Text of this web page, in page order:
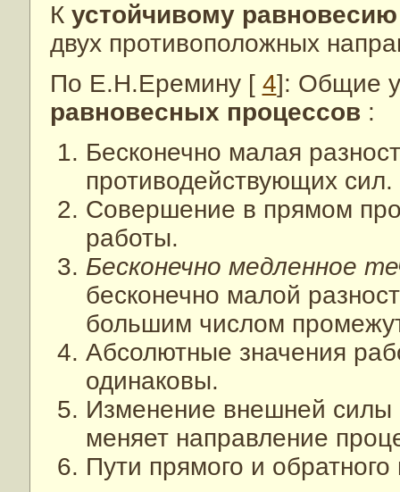
К устойчивому
двух противоположных
По Е.Н.Еремину [ 4]: Общие
равновесных процессов :
Бесконечно малая
противодействующих сил.
Совершение в прямом
работы.
Бесконечно медленное
бесконечно малой
большим числом
Абсолютные значения
одинаковы.
Изменение внешней силы
меняет направление
Пути прямого и